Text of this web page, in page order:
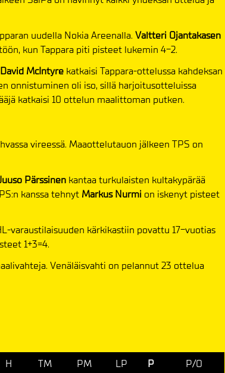
uudella Nokia Areenalla. Valtteri Ojantakasen
kun Tappara piti pisteet lukemin 4-2.
David McIntyre katkaisi Tappara-ottelussa kahdeksan
onnistuminen oli iso, sillä harjoitusotteluissa
katkaisi 10 ottelun maalittoman putken.
vireessä. Maaottelutauon jälkeen TPS on
Pärssinen kantaa turkulaisten kultakypärää
kanssa tehnyt Markus Nurmi on iskenyt pisteet
varaustilaisuuden kärkikastiin povattu 17-vuotias
1+3=4.
Venäläisvahti on pelannut 23 ottelua
H TM PM LP P
P/O